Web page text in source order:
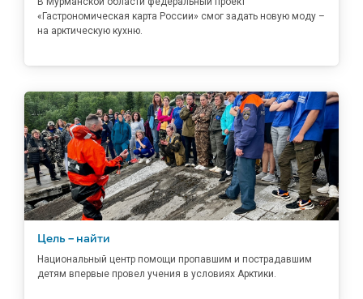
«Гастрономическая карта России» смог задать новую моду –
на арктическую кухню.
Цель – найти
Национальный центр помощи пропавшим и пострадавшим
детям впервые провел учения в условиях Арктики.